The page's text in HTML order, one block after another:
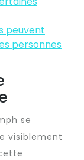
peuvent
personnes
se
visiblement